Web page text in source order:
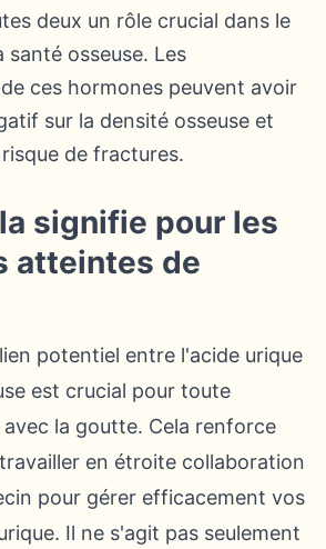
deux un rôle crucial dans le
santé osseuse. Les
ces hormones peuvent avoir
sur la densité osseuse et
de fractures.
signifie pour les
atteintes de
potentiel entre l'acide urique
est crucial pour toute
la goutte. Cela renforce
en étroite collaboration
pour gérer efficacement vos
Il ne s'agit pas seulement